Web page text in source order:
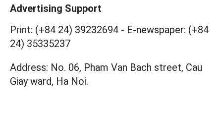
Advertising Support
Print: (+84 24) 39232694 - E-newspaper: (+84
24) 35335237
Address: No. 06, Pham Van Bach street, Cau
Giay ward, Ha Noi.